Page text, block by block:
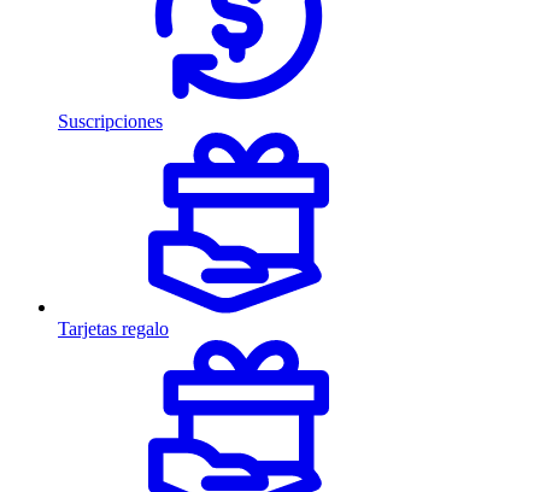
Suscripciones
Tarjetas regalo